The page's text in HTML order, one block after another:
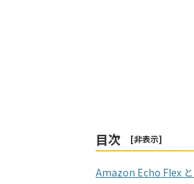
目次 [非表示]
Amazon Echo Flex